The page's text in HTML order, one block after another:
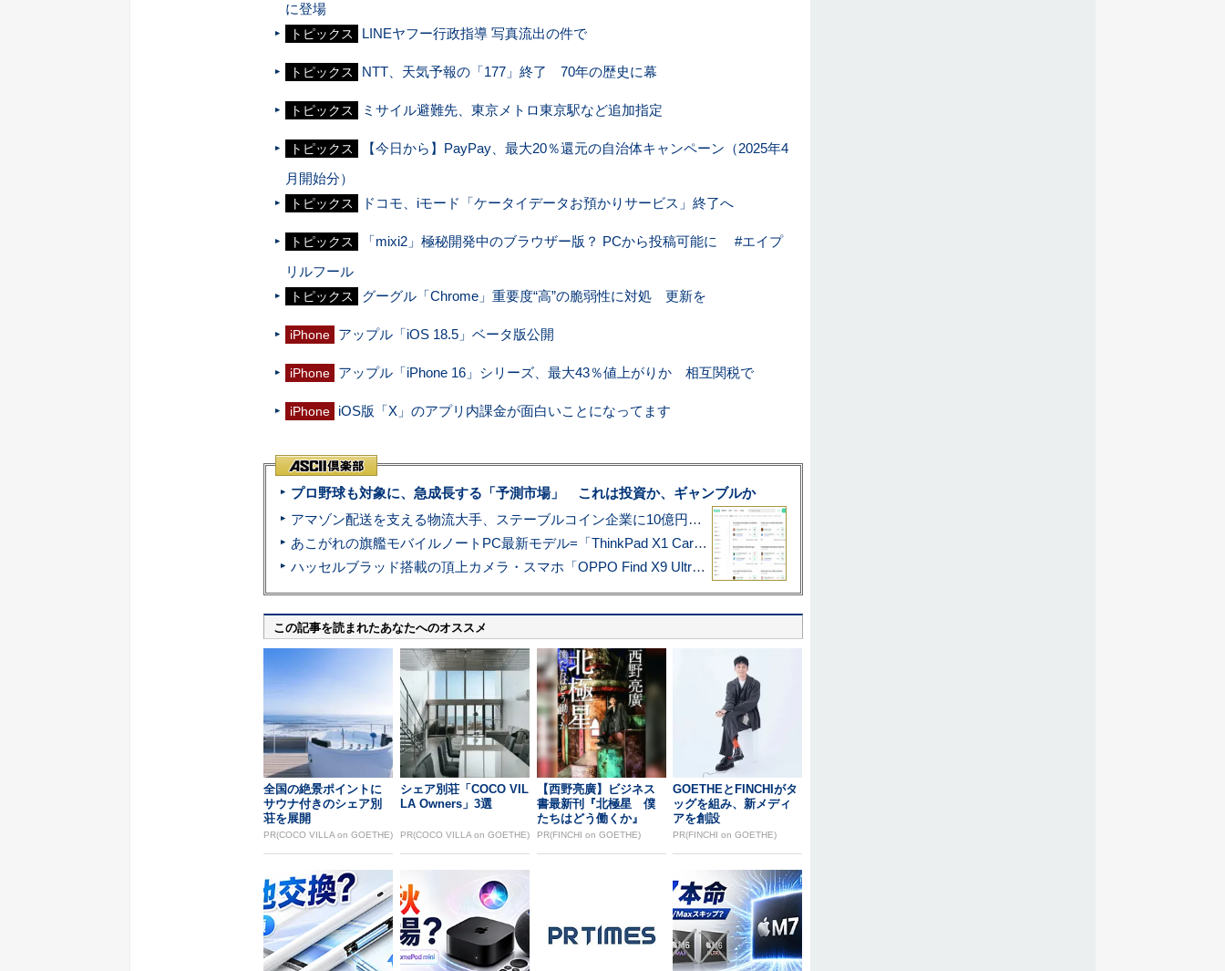
に登場
トピックス LINEヤフー行政指導 写真流出の件で
トピックス NTT、天気予報の「177」終了 70年の歴史に幕
トピックス ミサイル避難先、東京メトロ東京駅など追加指定
トピックス
【今日から】PayPay、最大20％還元の自治体キャンペーン（2025年4
月開始分）
トピックス ドコモ、iモード「ケータイデータお預かりサービス」終了へ
トピックス
「mixi2」極秘開発中のブラウザー版？ PCから投稿可能に #エイプ
リルフール
トピックス グーグル「Chrome」重要度“高”の脆弱性に対処 更新を
iPhone アップル「iOS 18.5」ベータ版公開
iPhone アップル「iPhone 16」シリーズ、最大43％値上がりか 相互関税で
iPhone iOS版「X」のアプリ内課金が面白いことになってます
プロ野球も対象に、急成長する「予測市場」 これは投資か、ギャンブルか
アマゾン配送を支える物流大手、ステーブルコイン企業に10億円投資のワケ
あこがれの旗艦モバイルノートPC最新モデル=「ThinkPad X1 Carbon Gen 14 Aura Edition」実機レビュー
ハッセルブラッド搭載の頂上カメラ・スマホ「OPPO Find X9 Ultra」実写レビュー=プロが本気で徹底撮影しました!!
この記事を読まれたあなたへのオススメ
全国の絶景ポイントに
サウナ付きのシェア別
荘を展開
PR(COCO VILLA on GOETHE)
シェア別荘「COCO VIL
LA Owners」3選
PR(COCO VILLA on GOETHE)
【西野亮廣】ビジネス
書最新刊『北極星 僕
たちはどう働くか』
PR(FINCHI on GOETHE)
GOETHEとFINCHIがタ
ッグを組み、新メディ
アを創設
PR(FINCHI on GOETHE)